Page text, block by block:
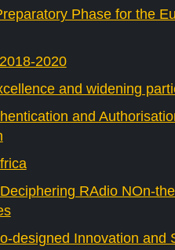
Phase for the
2020
and widening
and
RAdio NOn-
designed Innovation and